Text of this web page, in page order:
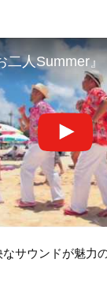
人Summer』
サウンドが魅力